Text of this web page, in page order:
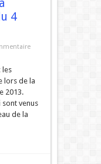
4
les
lors de la
2013.
venus
de la